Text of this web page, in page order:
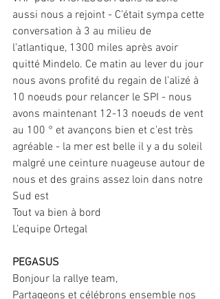
aussi nous a rejoint - C’était sympa cette
conversation à 3 au milieu de
l’atlantique, 1300 miles après avoir
quitté Mindelo. Ce matin au lever du jour
nous avons profité du regain de l’alizé à
10 noeuds pour relancer le SPI - nous
avons maintenant 12-13 noeuds de vent
au 100 ° et avançons bien et c’est très
agréable - la mer est belle il y a du soleil
malgré une ceinture nuageuse autour de
nous et des grains assez loin dans notre
Sud est
Tout va bien à bord
L’equipe Ortegal
PEGASUS
Bonjour la rallye team,
Partageons et célébrons ensemble nos